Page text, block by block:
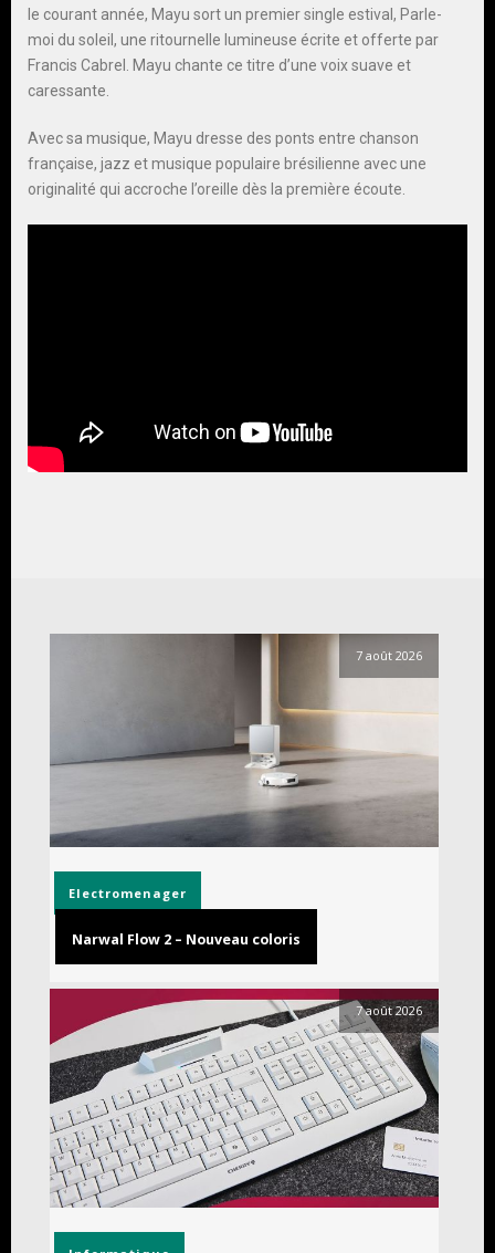
le courant année, Mayu sort un premier single estival, Parle-
moi du soleil, une ritournelle lumineuse écrite et offerte par
Francis Cabrel. Mayu chante ce titre d’une voix suave et
caressante.
Avec sa musique, Mayu dresse des ponts entre chanson
française, jazz et musique populaire brésilienne avec une
originalité qui accroche l’oreille dès la première écoute.
7 août 2026
Electromenager
Narwal Flow 2 – Nouveau coloris
7 août 2026